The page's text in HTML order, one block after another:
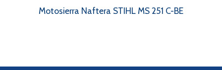
Motosierra Naftera STIHL MS 251 C-BE